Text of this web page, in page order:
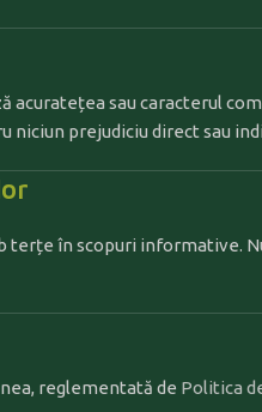
acuratețea sau caracterul
niciun prejudiciu direct sau
în scopuri informative.
reglementată de Politica